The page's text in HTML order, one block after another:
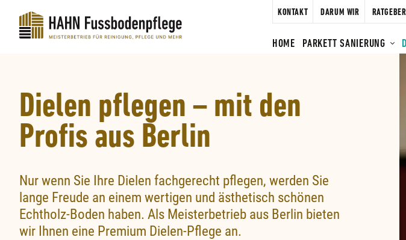
KONTAKT DARUM WIR RATGEBER
HOME PARKETT SANIERUNG
Dielen pflegen – mit den
Profis aus Berlin
Nur wenn Sie Ihre Dielen fachgerecht pflegen, werden Sie
lange Freude an einem wertigen und ästhetisch schönen
Echtholz-Boden haben. Als Meisterbetrieb aus Berlin bieten
wir Ihnen eine Premium Dielen-Pflege an.